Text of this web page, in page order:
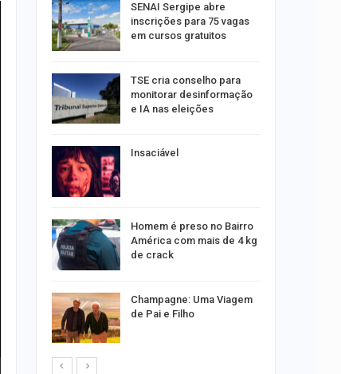
SENAI Sergipe abre
inscrições para 75 vagas
em cursos gratuitos
TSE cria conselho para
monitorar desinformação
e IA nas eleições
Insaciável
Homem é preso no Bairro
América com mais de 4 kg
de crack
Champagne: Uma Viagem
de Pai e Filho